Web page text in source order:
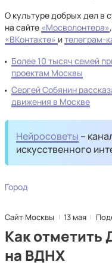
О культуре добрых дел в
на сайте «Мосволонтера»
«ВКонтакте» ителеграм-
Более 10 тысяч семей
проектам Москвы
Сергей Собянин
движения в Москве
Нейросоветы –
искусственного
Город
Сайт Москвы 13 мая
Как отметить
на ВДНХ